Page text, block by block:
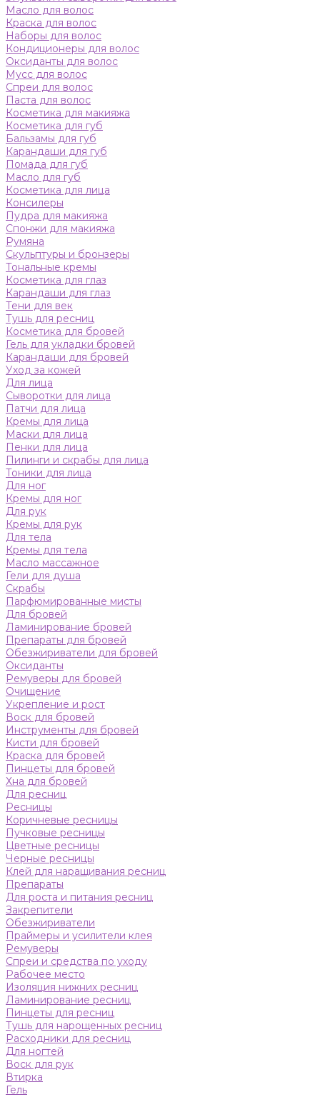
Масло для волос
Краска для волос
Наборы для волос
Кондиционеры для волос
Оксиданты для волос
Мусс для волос
Спреи для волос
Паста для волос
Косметика для макияжа
Косметика для губ
Бальзамы для губ
Карандаши для губ
Помада для губ
Масло для губ
Косметика для лица
Консилеры
Пудра для макияжа
Спонжи для макияжа
Румяна
Скульптуры и бронзеры
Тональные кремы
Косметика для глаз
Карандаши для глаз
Тени для век
Тушь для ресниц
Косметика для бровей
Гель для укладки бровей
Карандаши для бровей
Уход за кожей
Для лица
Сыворотки для лица
Патчи для лица
Кремы для лица
Маски для лица
Пенки для лица
Пилинги и скрабы для лица
Тоники для лица
Для ног
Кремы для ног
Для рук
Кремы для рук
Для тела
Кремы для тела
Масло массажное
Гели для душа
Скрабы
Парфюмированные мисты
Для бровей
Ламинирование бровей
Препараты для бровей
Обезжириватели для бровей
Оксиданты
Ремуверы для бровей
Очищение
Укрепление и рост
Воск для бровей
Инструменты для бровей
Кисти для бровей
Краска для бровей
Пинцеты для бровей
Хна для бровей
Для ресниц
Ресницы
Коричневые ресницы
Пучковые ресницы
Цветные ресницы
Черные ресницы
Клей для наращивания ресниц
Препараты
Для роста и питания ресниц
Закрепители
Обезжириватели
Праймеры и усилители клея
Ремуверы
Спреи и средства по уходу
Рабочее место
Изоляция нижних ресниц
Ламинирование ресниц
Пинцеты для ресниц
Тушь для нарощенных ресниц
Расходники для ресниц
Для ногтей
Воск для рук
Втирка
Гель